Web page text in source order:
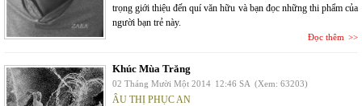
trọng giới thiệu đến quí văn hữu và bạn đọc những thi phẩm của
người bạn trẻ này.
Đọc thêm
Khúc Mùa Trăng
02 Tháng Mười Một 2014 12:46 SA (Xem: 63203)
ÂU THỊ PHỤC AN